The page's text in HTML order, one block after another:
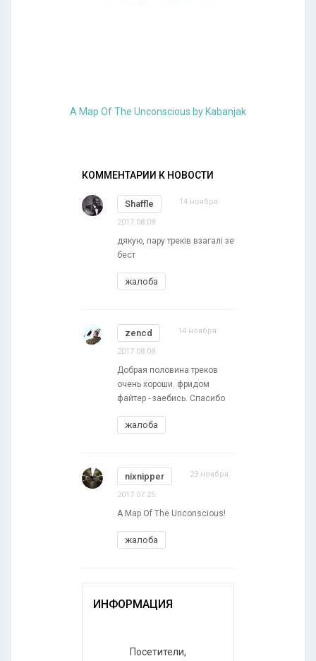
A Map Of The Unconscious by Kabanjak
КОММЕНТАРИИ К НОВОСТИ
Shaffle 14 ноября
2017 08:08
дякую, пару треків взагалі зе
бест
жалоба
zencd 14 ноября
2017 08:08
Добрая половина треков
очень хороши. фридом
файтер - заебись. Спасибо
жалоба
nixnipper 23 ноября
2017 07:25
A Map Of The Unconscious!
жалоба
ИНФОРМАЦИЯ
Посетители,